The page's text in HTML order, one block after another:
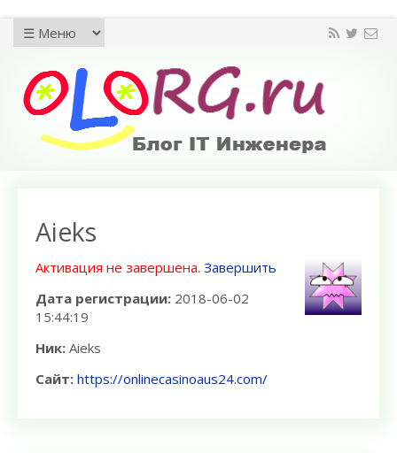
Aieks
Активация не завершена. Завершить
Дата регистрации: 2018-06-02
15:44:19
Ник: Aieks
Сайт: https://onlinecasinoaus24.com/